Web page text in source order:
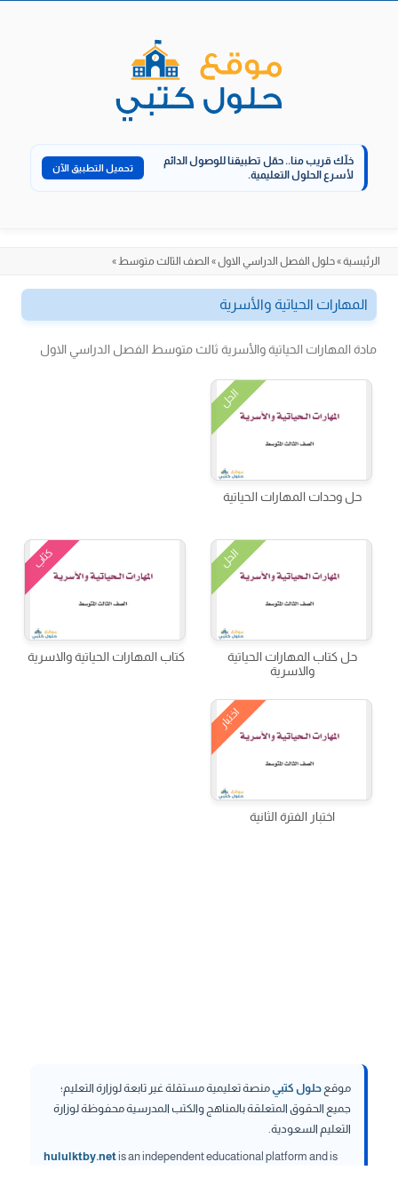
خلّك قريب منا.. حمّل تطبيقنا للوصول الدائم
لأسرع الحلول التعليمية.
تحميل التطبيق الآن
الرئيسية»حلول الفصل الدراسي الاول» الصف الثالث متوسط»
المهارات الحياتية والأسرية
مادة المهارات الحياتية والأسرية ثالث متوسط الفصل الدراسي الاول
الحل
حل وحدات المهارات الحياتية
الحل
حل كتاب المهارات الحياتية
والاسرية
كتاب
كتاب المهارات الحياتية والاسرية
اختبار
اختبار الفترة الثانية
موقع حلول كتبي منصة تعليمية مستقلة غير تابعة لوزارة التعليم؛
جميع الحقوق المتعلقة بالمناهج والكتب المدرسية محفوظة لوزارة
التعليم السعودية.
hululktby.netis an independent educational platform and is